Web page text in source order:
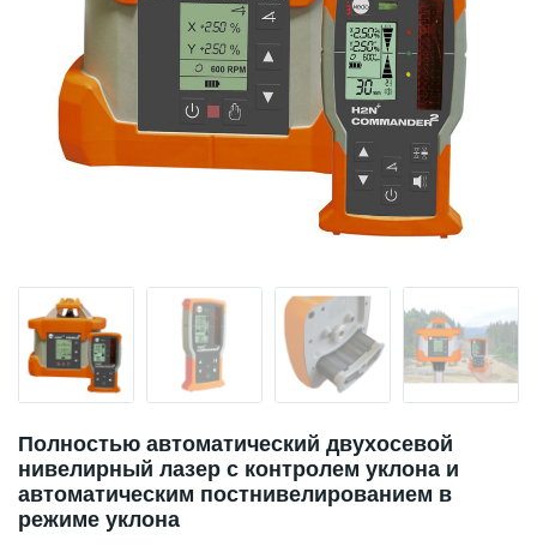
Полностью автоматический двухосевой
нивелирный лазер с контролем уклона и
автоматическим постнивелированием в
режиме уклона